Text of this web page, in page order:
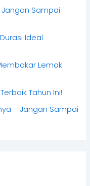
Jangan Sampai
Ideal
Lemak
Tahun Ini!
– Jangan Sampai